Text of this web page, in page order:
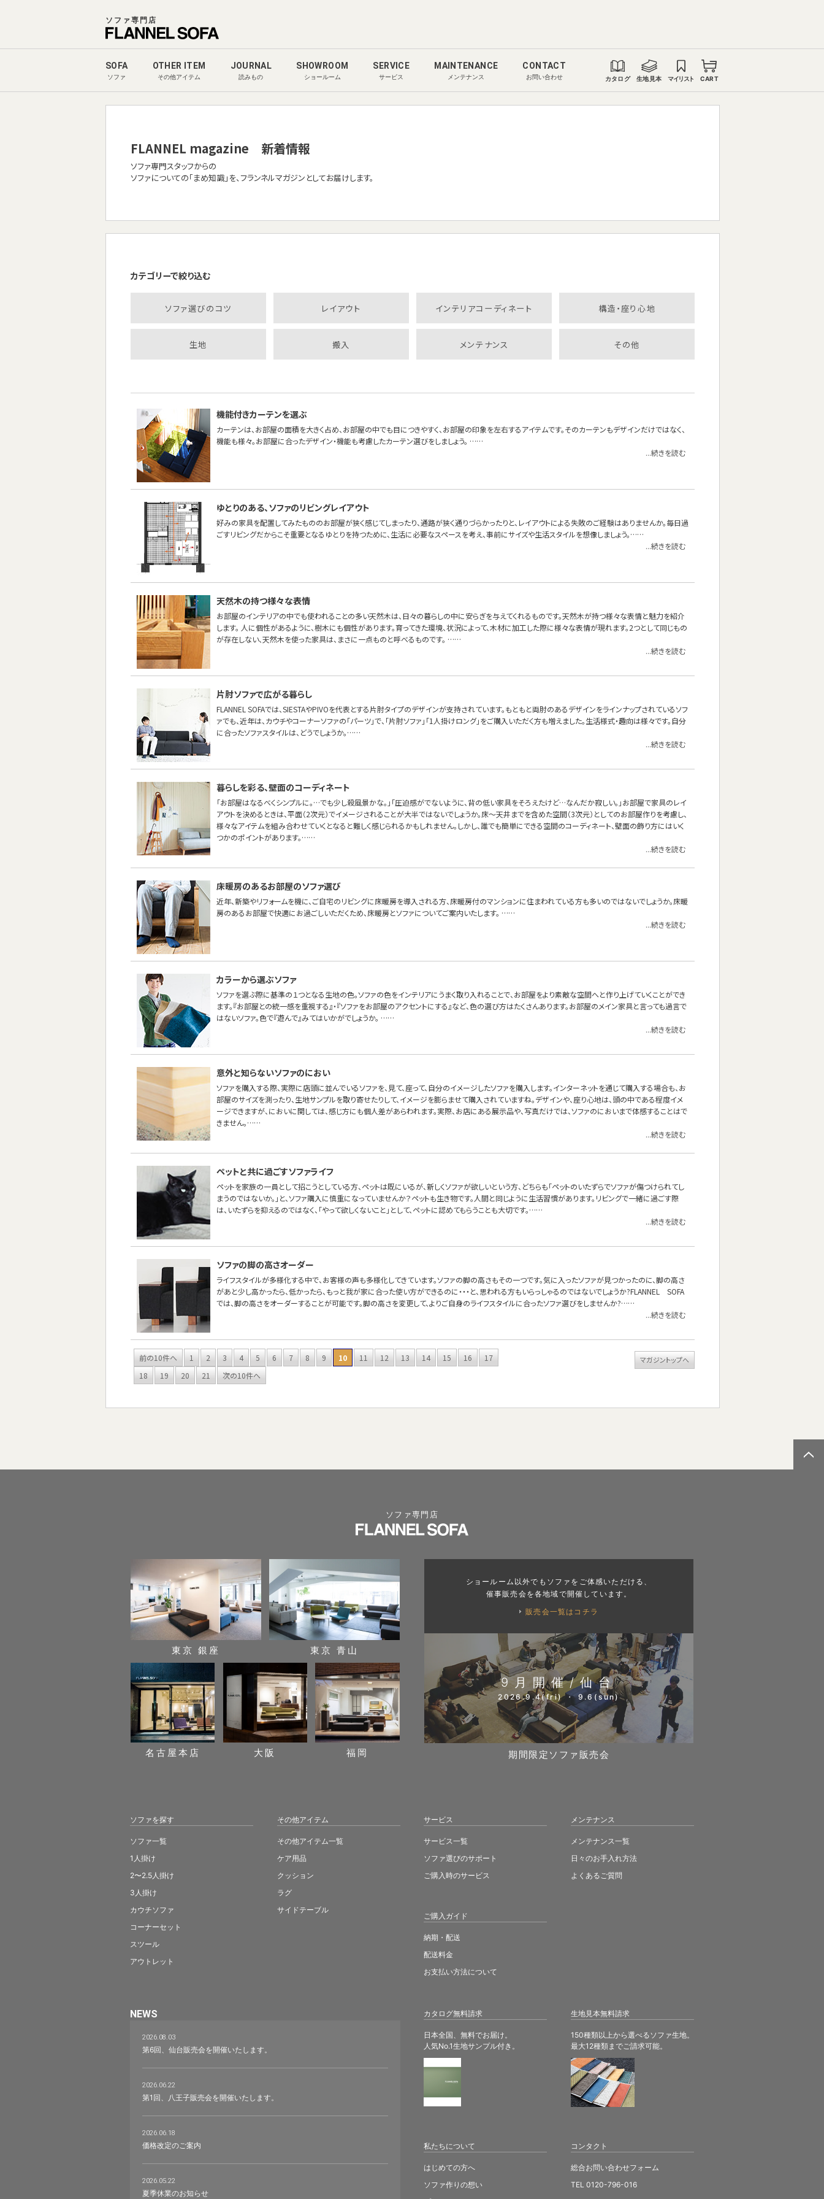
ソファ専門店
SOFA
ソファ
OTHER ITEM
その他アイテム
JOURNAL
読みもの
SHOWROOM
ショールーム
SERVICE
サービス
MAINTENANCE
メンテナンス
CONTACT
お問い合わせ カタログ 生地見本 マイリスト CART
FLANNEL magazine 新着情報
ソファ専門スタッフからの
ソファについての「まめ知識」を、フランネルマガジンとしてお届けします。
カテゴリーで絞り込む
ソファ選びのコツ レイアウト インテリアコーディネート 構造・座り心地
生地 搬入 メンテナンス その他
機能付きカーテンを選ぶ
カーテンは、お部屋の面積を大きく占め、お部屋の中でも目につきやすく、お部屋の印象を左右するアイテムです。そのカーテンもデザインだけではなく、
機能も様々。お部屋に合ったデザイン・機能も考慮したカーテン選びをしましょう。 ……
...続きを読む
ゆとりのある、ソファのリビングレイアウト
好みの家具を配置してみたもののお部屋が狭く感じてしまったり、通路が狭く通りづらかったりと、レイアウトによる失敗のご経験はありませんか。毎日過
ごすリビングだからこそ重要となるゆとりを持つために、生活に必要なスペースを考え、事前にサイズや生活スタイルを想像しましょう。……
...続きを読む
天然木の持つ様々な表情
お部屋のインテリアの中でも使われることの多い天然木は、日々の暮らしの中に安らぎを与えてくれるものです。天然木が持つ様々な表情と魅力を紹介
します。 人に個性があるように、樹木にも個性があります。育ってきた環境、状況によって、木材に加工した際に様々な表情が現れます。2つとして同じもの
が存在しない、天然木を使った家具は、まさに一点ものと呼べるものです。 ……
...続きを読む
片肘ソファで広がる暮らし
FLANNEL SOFAでは、SIESTAやPIVOを代表とする片肘タイプのデザインが支持されています。もともと両肘のあるデザインをラインナップされているソフ
ァでも、近年は、カウチやコーナーソファの「パーツ」で、「片肘ソファ」「1人掛けロング」をご購入いただく方も増えました。生活様式・趣向は様々です。自分
に合ったソファスタイルは、どうでしょうか。……
...続きを読む
暮らしを彩る、壁面のコーディネート
「お部屋はなるべくシンプルに。…でも少し殺風景かな。」「圧迫感がでないように、背の低い家具をそろえたけど…なんだか寂しい。」お部屋で家具のレイ
アウトを決めるときは、平面（2次元）でイメージされることが大半ではないでしょうか。床～天井までを含めた空間（3次元）としてのお部屋作りを考慮し、
様々なアイテムを組み合わせていくとなると難しく感じられるかもしれません。しかし、誰でも簡単にできる空間のコーディネート、壁面の飾り方にはいく
つかのポイントがあります。……
...続きを読む
床暖房のあるお部屋のソファ選び
近年、新築やリフォームを機に、ご自宅のリビングに床暖房を導入される方、床暖房付のマンションに住まわれている方も多いのではないでしょうか。床暖
房のあるお部屋で快適にお過ごしいただくため、床暖房とソファについてご案内いたします。 ……
...続きを読む
カラーから選ぶソファ
ソファを選ぶ際に基準の１つとなる生地の色。ソファの色をインテリアにうまく取り入れることで、お部屋をより素敵な空間へと作り上げていくことができ
ます。『お部屋との統一感を重視する』・『ソファをお部屋のアクセントにする』など、色の選び方はたくさんあります。お部屋のメイン家具と言っても過言で
はないソファ。色で『遊んで』みてはいかがでしょうか。 ……
...続きを読む
意外と知らないソファのにおい
ソファを購入する際、実際に店頭に並んでいるソファを、見て、座って、自分のイメージしたソファを購入します。インターネットを通じて購入する場合も、お
部屋のサイズを測ったり、生地サンプルを取り寄せたりして、イメージを膨らませて購入されていますね。デザインや、座り心地は、頭の中である程度イメ
ージできますが、においに関しては、感じ方にも個人差があらわれます。実際、お店にある展示品や、写真だけでは、ソファのにおいまで体感することはで
きません。……
...続きを読む
ペットと共に過ごすソファライフ
ペットを家族の一員として招こうとしている方、ペットは既にいるが、新しくソファが欲しいという方、どちらも「ペットのいたずらでソファが傷つけられてし
まうのではないか。」と、ソファ購入に慎重になっていませんか？ペットも生き物です。人間と同じように生活習慣があります。リビングで一緒に過ごす際
は、いたずらを抑えるのではなく、「やって欲しくないこと」として、ペットに認めてもらうことも大切です。……
...続きを読む
ソファの脚の高さオーダー
ライフスタイルが多様化する中で、お客様の声も多様化してきています。ソファの脚の高さもその一つです。気に入ったソファが見つかったのに、脚の高さ
があと少し高かったら、低かったら、もっと我が家に合った使い方ができるのに・・・と、思われる方もいらっしゃるのではないでしょうか?FLANNEL SOFA
では、脚の高さをオーダーすることが可能です。脚の高さを変更して、よりご自身のライフスタイルに合ったソファ選びをしませんか?……
...続きを読む
前の10件へ 1 2 3 4 5 6 7 8 9 10 11 12 13 14 15 16
17
18
19 20 21 次の10件へ
マガジントップへ
ソファ専門店
カタログ無料請求
日本全国、無料でお届け。
人気No.1生地サンプル付き。
生地見本無料請求
150種類以上から選べるソファ生地。
最大12種類までご請求可能。
東京 銀座 東京 青山
名古屋本店 大阪 福岡
ショールーム以外でもソファをご体感いただける、
催事販売会を各地域で開催しています。
販売会一覧はコチラ
9月開催/仙台
2026.9.4(fri) ・ 9.6(sun)
期間限定ソファ販売会
ソファを探す
ソファ一覧
1人掛け
2〜2.5人掛け
3人掛け
カウチソファ
コーナーセット
スツール
アウトレット
その他アイテム
その他アイテム一覧
ケア用品
クッション
ラグ
サイドテーブル
サービス
サービス一覧
ソファ選びのサポート
ご購入時のサービス
ご購入ガイド
納期・配送
配送料金
お支払い方法について
メンテナンス
メンテナンス一覧
日々のお手入れ方法
よくあるご質問
NEWS
2026.08.03
第6回、仙台販売会を開催いたします。
2026.06.22
第1回、八王子販売会を開催いたします。
2026.06.18
価格改定のご案内
2026.05.22
夏季休業のお知らせ
私たちについて
はじめての方へ
ソファ作りの想い
コンタクト
総合お問い合わせフォーム
TEL 0120-796-016